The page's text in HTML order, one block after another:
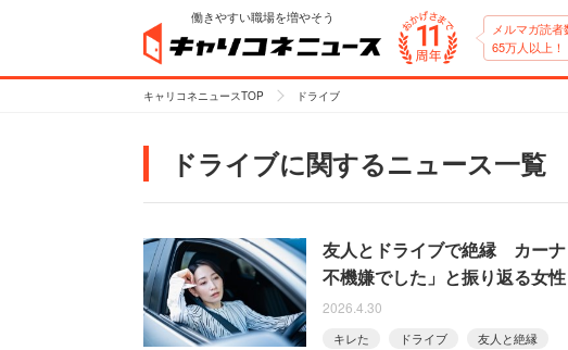
働きやすい職場を増やそう
メルマガ読者
65万人以上！
キャリコネニュースTOP ドライブ
ドライブに関するニュース一覧
友人とドライブで絶縁 カーナ
不機嫌でした」と振り返る女性
2026.4.30
キレた ドライブ 友人と絶縁